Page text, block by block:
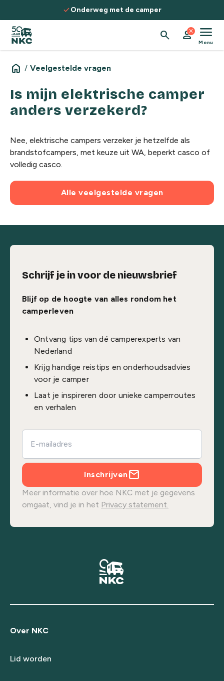
Spring naar de inhoud
checkOnderweg met de camper
search person
close menu
Menu
home / Veelgestelde vragen
Is mijn elektrische camper
anders verzekerd?
Nee, elektrische campers verzeker je hetzelfde als
brandstofcampers, met keuze uit WA, beperkt casco of
volledig casco.
Alle veelgestelde vragen
Schrijf je in voor de nieuwsbrief
Blijf op de hoogte van alles rondom het
camperleven
Ontvang tips van dé camperexperts van
Nederland
Krijg handige reistips en onderhoudsadvies
voor je camper
Laat je inspireren door unieke camperroutes
en verhalen
Inschrijven
Meer informatie over hoe NKC met je gegevens
omgaat, vind je in het Privacy statement.
Over NKC
Lid worden